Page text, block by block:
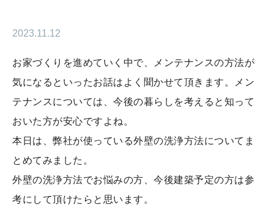
2023.11.12
お家づくりを進めていく中で、メンテナンスの方法が
気になるといったお話はよく聞かせて頂きます。メン
テナンスについては、今後の暮らしを考えると知って
おいた方が安心ですよね。
本日は、弊社が使っている外壁の洗浄方法についてま
とめてみました。
外壁の洗浄方法でお悩みの方、今後建築予定の方は参
考にして頂けたらと思います。